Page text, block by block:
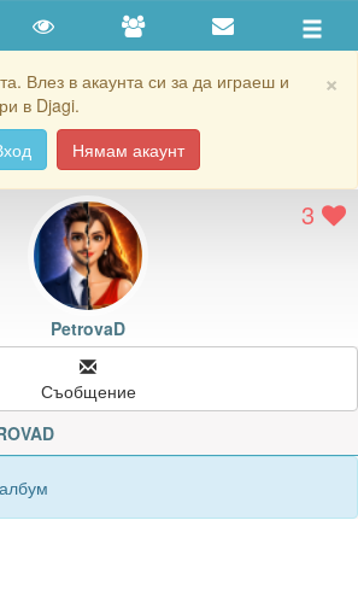
×
Влез в акаунта си за да играеш и
в Djagi.
Нямам акаунт
3
PetrovaD
Съобщение